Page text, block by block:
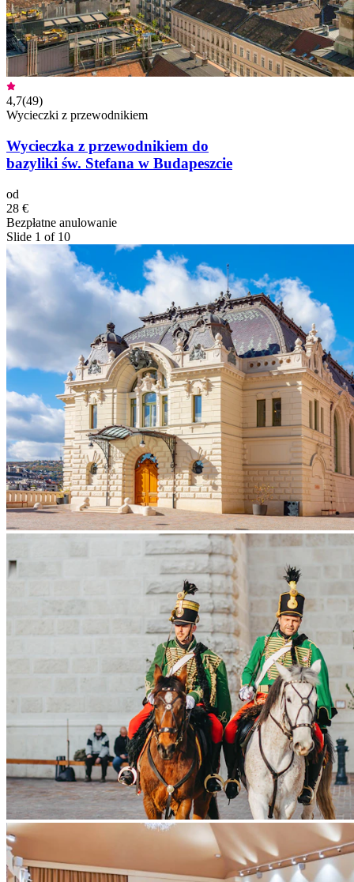
4,7(49)
Wycieczki z przewodnikiem
Wycieczka z przewodnikiem do
bazyliki św. Stefana w Budapeszcie
od
28 €
Bezpłatne anulowanie
Slide 1 of 10